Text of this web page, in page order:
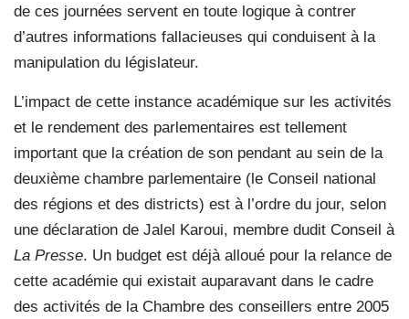
de ces journées servent en toute logique à contrer
d’autres informations fallacieuses qui conduisent à la
manipulation du législateur.
L’impact de cette instance académique sur les activités
et le rendement des parlementaires est tellement
important que la création de son pendant au sein de la
deuxième chambre parlementaire (le Conseil national
des régions et des districts) est à l’ordre du jour, selon
une déclaration de Jalel Karoui, membre dudit Conseil à
La Presse. Un budget est déjà alloué pour la relance de
cette académie qui existait auparavant dans le cadre
des activités de la Chambre des conseillers entre 2005